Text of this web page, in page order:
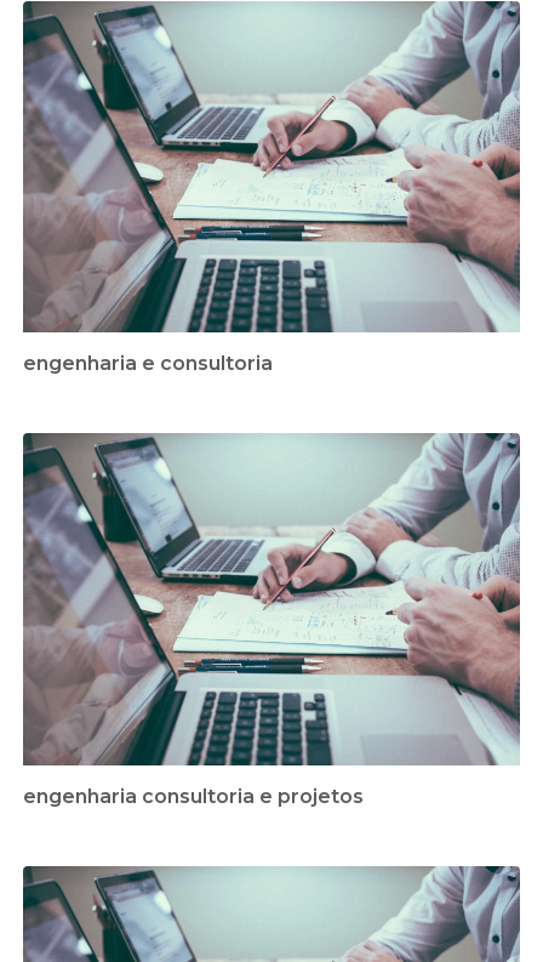
engenharia e consultoria
engenharia consultoria e projetos